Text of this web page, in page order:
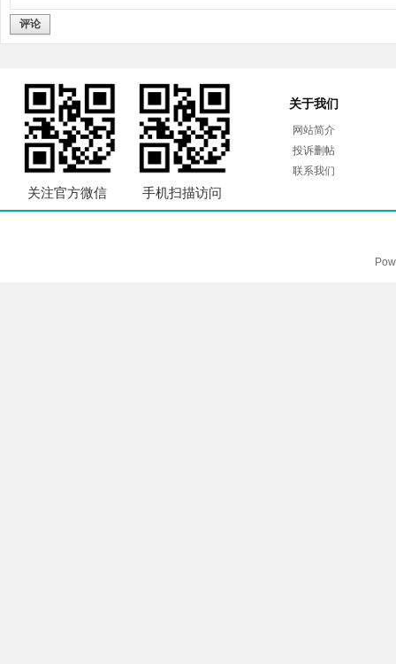
评论
关注官方微信 手机扫描访问
关于我们
网站简介
投诉删帖
联系我们